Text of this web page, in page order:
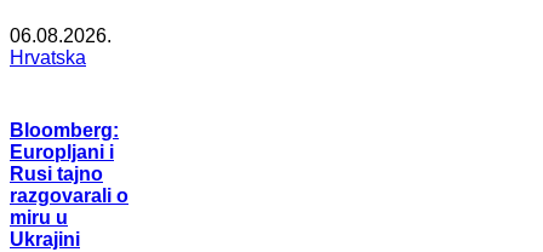
06.08.2026.
Hrvatska
Bloomberg:
Europljani i
Rusi tajno
razgovarali o
miru u
Ukrajini